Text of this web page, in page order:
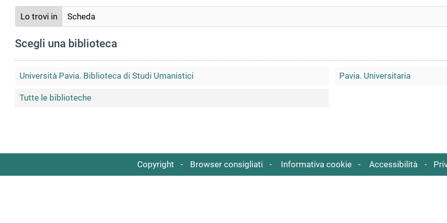
Lo trovi in Scheda
Scegli una biblioteca
Università Pavia. Biblioteca di Studi Umanistici Pavia. Universitaria
Tutte le biblioteche
Copyright Browser consigliati Informativa cookie Accessibilità